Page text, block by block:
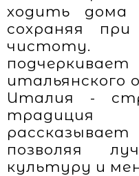
ходить дома
сохраняя
чистоту.
итальянского
Италия -
позволяя
культуру и